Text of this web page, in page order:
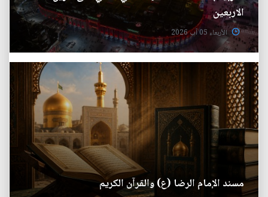
الاربعين
الأربعاء 05 آب 2026
مسند الإمام الرضا (ع) والقرآن الكريم